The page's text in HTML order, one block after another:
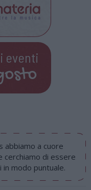
eventi
abbiamo a cuore
di essere
modo puntuale.